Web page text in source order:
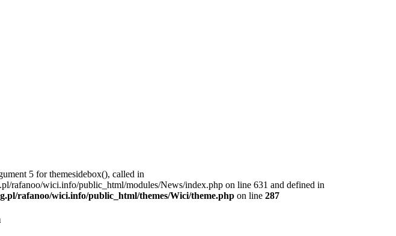
5 for themesidebox(), called in
rafanoo/wici.info/public_html/modules/News/index.php on line 631 and defined in
rafanoo/wici.info/public_html/themes/Wici/theme.php on line 287